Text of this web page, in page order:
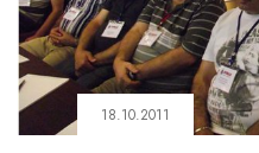
18.10.2011